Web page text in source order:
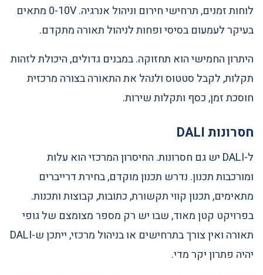
לוחות זמנים, תרחישי חירום וניהול אנרגיה. 0-10V מתאים
בעיקר לעמעום בסיסי ופחות לניהול תאורה מתקדם.
היתרון החמישי הוא תחזוקה. במבנים גדולים, היכולת לזהות
תקלות, לקבל סטטוס ולנהל את התאורה בצורה מרכזית
חוסכת זמן, כסף ותקלות שירות.
חסרונות DALI
ל-DALI יש גם חסרונות. החיסרון המרכזי הוא עלות
ומורכבות תכנון. נדרש תכנון מוקדם, בחירת דרייברים
מתאימים, תכנון קווי תקשורת, כתובות, קבוצות ותכנות.
בפרויקט קטן מאוד, שבו יש רק מספר מצומצם של גופי
תאורה ואין צורך בתרחישים או בניהול מרכזי, ייתכן ש-DALI
יהיה פתרון יקר מדי.